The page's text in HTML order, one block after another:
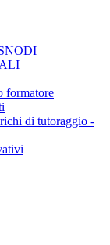
formatore
di tutoraggio -